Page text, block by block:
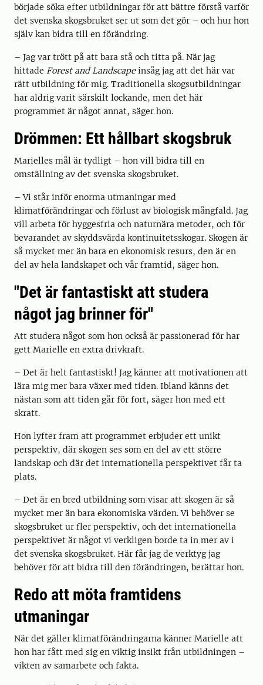
började söka efter utbildningar för att bättre förstå varför
det svenska skogsbruket ser ut som det gör – och hur hon
själv kan bidra till en förändring.
– Jag var trött på att bara stå och titta på. När jag
hittade Forest and Landscapeinsåg jag att det här var
rätt utbildning för mig. Traditionella skogsutbildningar
har aldrig varit särskilt lockande, men det här
programmet är något annat, säger hon.
Drömmen: Ett hållbart skogsbruk
Marielles mål är tydligt – hon vill bidra till en
omställning av det svenska skogsbruket.
– Vi står inför enorma utmaningar med
klimatförändringar och förlust av biologisk mångfald. Jag
vill arbeta för hyggesfria och naturnära metoder, och för
bevarandet av skyddsvärda kontinuitetsskogar. Skogen är
så mycket mer än bara en ekonomisk resurs, den är en
del av hela landskapet och vår framtid, säger hon.
"Det är fantastiskt att studera
något jag brinner för"
Att studera något som hon också är passionerad för har
gett Marielle en extra drivkraft.
– Det är helt fantastiskt! Jag känner att motivationen att
lära mig mer bara växer med tiden. Ibland känns det
nästan som att tiden går för fort, säger hon med ett
skratt.
Hon lyfter fram att programmet erbjuder ett unikt
perspektiv, där skogen ses som en del av ett större
landskap och där det internationella perspektivet får ta
plats.
– Det är en bred utbildning som visar att skogen är så
mycket mer än bara ekonomiska värden. Vi behöver se
skogsbruket ur fler perspektiv, och det internationella
perspektivet är något vi verkligen borde ta in mer av i
det svenska skogsbruket. Här får jag de verktyg jag
behöver för att bidra till den förändringen, berättar hon.
Redo att möta framtidens
utmaningar
När det gäller klimatförändringarna känner Marielle att
hon har fått med sig en viktig insikt från utbildningen –
vikten av samarbete och fakta.